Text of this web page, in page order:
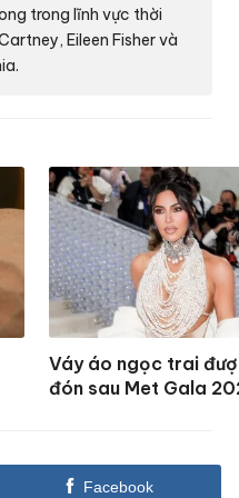
trong lĩnh vực thời
Eileen Fisher và
Váy áo ngọc trai
đón sau Met Gala
Facebook